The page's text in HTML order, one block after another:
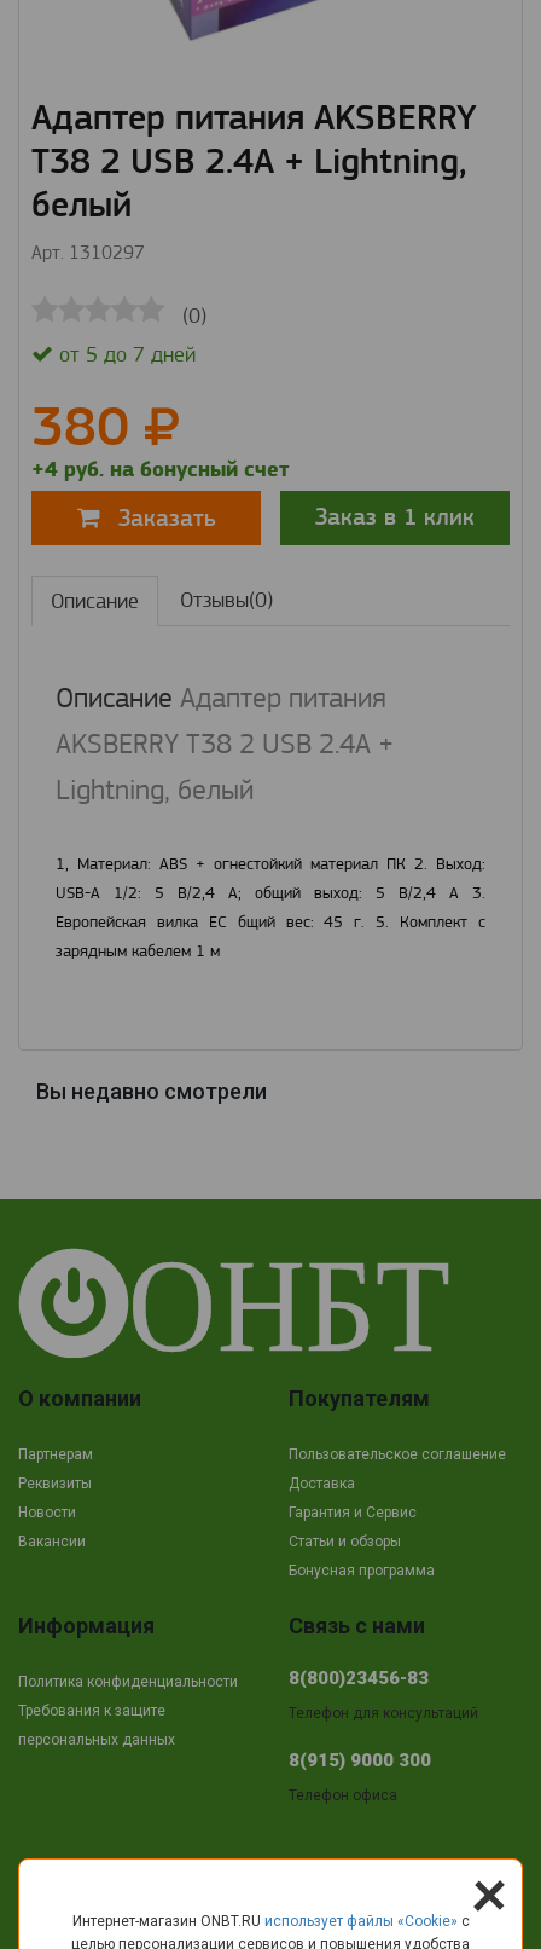
Адаптер питания AKSBERRY
T38 2 USB 2.4A + Lightning,
белый
Арт. 1310297
(0)
от 5 до 7 дней
380
+4 руб. на бонусный счет
Заказать Заказ в 1 клик
Описание Отзывы(0)
Описание Адаптер питания
AKSBERRY T38 2 USB 2.4A +
Lightning, белый
1, Материал: ABS + огнестойкий материал ПК 2. Выход:
USB-A 1/2: 5 В/2,4 А; общий выход: 5 В/2,4 А 3.
Европейская вилка ЕС бщий вес: 45 г. 5. Комплект с
зарядным кабелем 1 м
Вы недавно смотрели
О компании
Партнерам
Реквизиты
Новости
Вакансии
Покупателям
Пользовательское соглашение
Доставка
Гарантия и Сервис
Cтатьи и обзоры
Бонусная программа
Информация
Политика конфиденциальности
Требования к защите
персональных данных
Связь с нами
8(800)23456-83
Телефон для консультаций
8(915) 9000 300
Телефон офиса
+
Интернет-магазин ONBT.RU использует файлы «Сookie» с
целью персонализации сервисов и повышения удобства